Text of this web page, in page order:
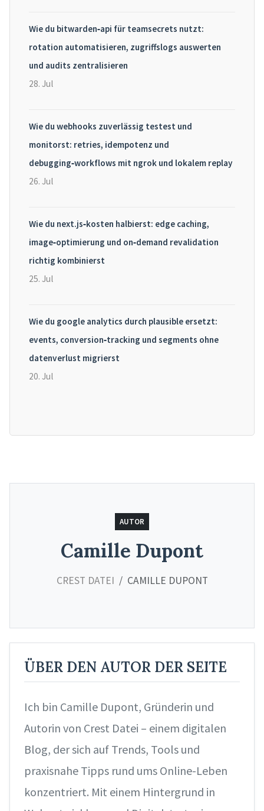
Wie du bitwarden‑api für teamsecrets nutzt:
rotation automatisieren, zugriffslogs auswerten
und audits zentralisieren
28. Jul
Wie du webhooks zuverlässig testest und
monitorst: retries, idempotenz und
debugging‑workflows mit ngrok und lokalem replay
26. Jul
Wie du next.js‑kosten halbierst: edge caching,
image‑optimierung und on‑demand revalidation
richtig kombinierst
25. Jul
Wie du google analytics durch plausible ersetzt:
events, conversion‑tracking und segments ohne
datenverlust migrierst
20. Jul
AUTOR
Camille Dupont
CREST DATEI CAMILLE DUPONT
ÜBER DEN AUTOR DER SEITE
Ich bin Camille Dupont, Gründerin und
Autorin von Crest Datei – einem digitalen
Blog, der sich auf Trends, Tools und
praxisnahe Tipps rund ums Online-Leben
konzentriert. Mit einem Hintergrund in